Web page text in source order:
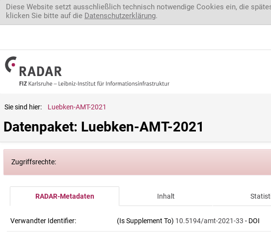
Direkt zum Inhalt
Diese Website setzt ausschließlich technisch notwendige Cookies ein, die
klicken Sie bitte auf die Datenschutzerklärung.
Sie sind hier: Luebken-AMT-2021
Datenpaket: Luebken-AMT-2021
Zugriffsrechte:
RADAR-Metadaten Inhalt
Verwandter Identifier: (Is Supplement To) 10.5194/amt-2021-33 - DOI